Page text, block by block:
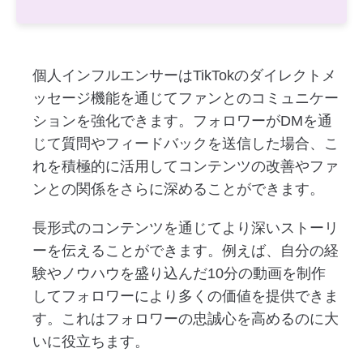
個人インフルエンサーはTikTokのダイレクトメ
ッセージ機能を通じてファンとのコミュニケー
ションを強化できます。フォロワーがDMを通
じて質問やフィードバックを送信した場合、こ
れを積極的に活用してコンテンツの改善やファ
ンとの関係をさらに深めることができます。
長形式のコンテンツを通じてより深いストーリ
ーを伝えることができます。例えば、自分の経
験やノウハウを盛り込んだ10分の動画を制作
してフォロワーにより多くの価値を提供できま
す。これはフォロワーの忠誠心を高めるのに大
いに役立ちます。